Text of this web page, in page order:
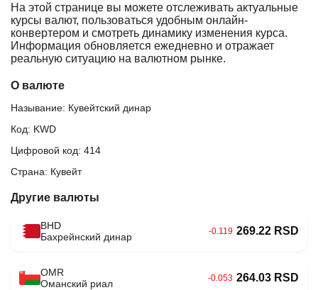
На этой странице вы можете отслеживать актуальные
курсы валют, пользоваться удобным онлайн-
конвертером и смотреть динамику изменения курса.
Информация обновляется ежедневно и отражает
реальную ситуацию на валютном рынке.
О валюте
Называние: Кувейтский динар
Код: KWD
Цифровой код: 414
Страна: Кувейт
Другие валюты
BHD
Бахрейнский динар
-0.119 269.22 RSD
OMR
Оманский риал
-0.053 264.03 RSD